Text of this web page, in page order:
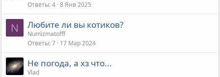
Ответы 4 8 Янв 2025
N Любите ли вы котиков?
Numizmatofff
Ответы 7 17 Мар 2024
Не погода, а хз что...
Vlad